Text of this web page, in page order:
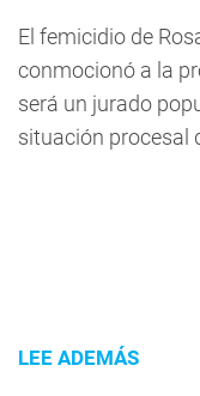
El femicidio de
conmocionó a la
será un jurado
situación procesal
LEE ADEMÁS